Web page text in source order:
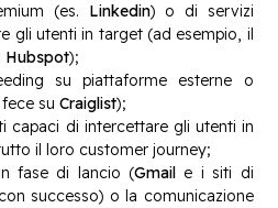
(es. Linkedin) o di servizi
gli utenti in target (ad esempio, il
Hubspot);
su piattaforme esterne o
fece suCraiglist);
capaci di intercettare gli utenti in
il loro customer journey;
fase di lancio (Gmail e i siti di
successo) o la comunicazione